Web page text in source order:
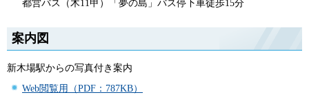
都営バス（木11甲）「夢の島」バス停下車徒歩15分
案内図
新木場駅からの写真付き案内
Web閲覧用（PDF：787KB）